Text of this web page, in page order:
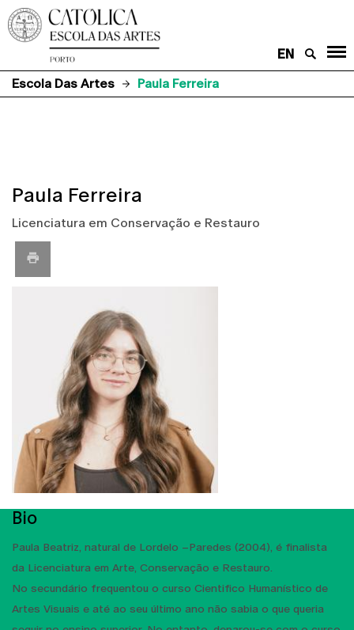
EN
Escola Das Artes
Paula Ferreira
Paula Ferreira
Licenciatura em Conservação e Restauro
Bio
Paula Beatriz, natural de Lordelo –Paredes (2004), é finalista
da Licenciatura em Arte, Conservação e Restauro.
No secundário frequentou o curso Cientifico Humanístico de
Artes Visuais e até ao seu último ano não sabia o que queria